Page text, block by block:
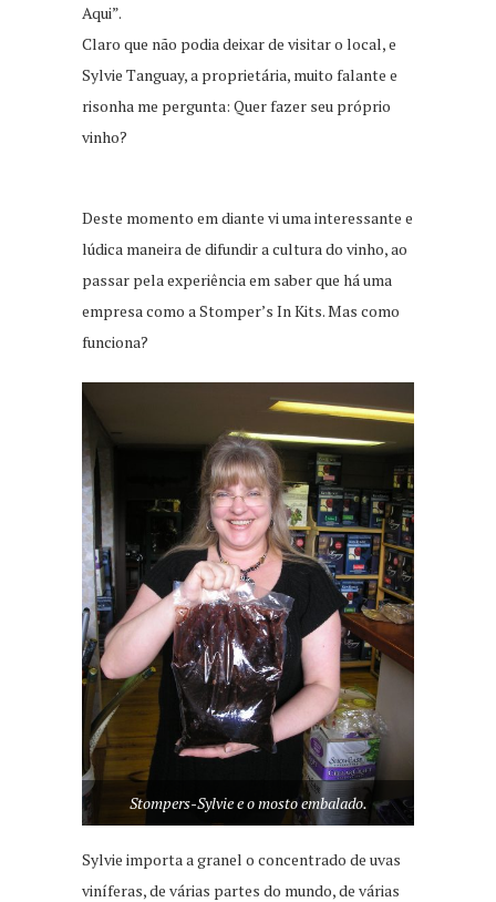
Aqui”.
Claro que não podia deixar de visitar o local, e
Sylvie Tanguay, a proprietária, muito falante e
risonha me pergunta: Quer fazer seu próprio
vinho?
Deste momento em diante vi uma interessante e
lúdica maneira de difundir a cultura do vinho, ao
passar pela experiência em saber que há uma
empresa como a Stomper’s In Kits. Mas como
funciona?
Stompers-Sylvie e o mosto embalado.
Sylvie importa a granel o concentrado de uvas
viníferas, de várias partes do mundo, de várias